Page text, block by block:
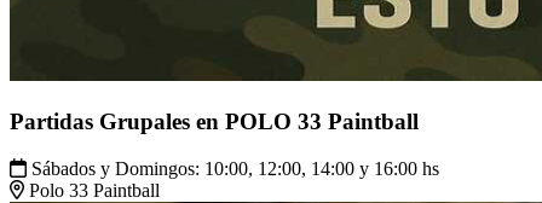
Partidas Grupales en POLO 33 Paintball
Sábados y Domingos: 10:00, 12:00, 14:00 y 16:00 hs
Polo 33 Paintball